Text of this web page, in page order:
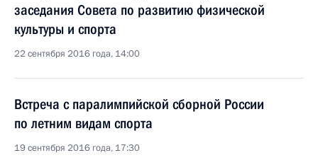
заседания Совета по развитию физической
культуры и спорта
22 сентября 2016 года, 14:00
Встреча с паралимпийской сборной России
по летним видам спорта
19 сентября 2016 года, 17:30